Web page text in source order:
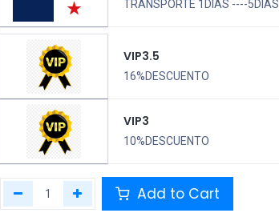
TRANSPORTE 1DIAS ----5DIAS
VIP3.5
16%DESCUENTO
VIP3
10%DESCUENTO
Add to Cart